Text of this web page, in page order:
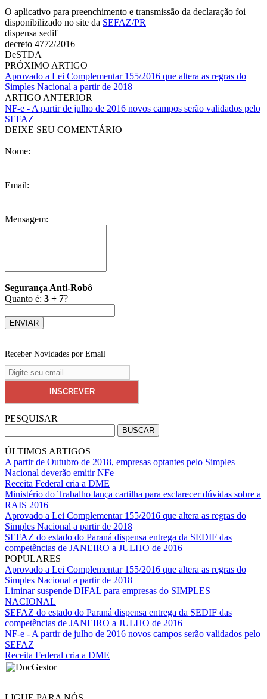
O aplicativo para preenchimento e transmissão da declaração foi
disponibilizado no site da SEFAZ/PR
dispensa sedif
decreto 4772/2016
DeSTDA
PRÓXIMO ARTIGO
Aprovado a Lei Complementar 155/2016 que altera as regras do
Simples Nacional a partir de 2018
ARTIGO ANTERIOR
NF-e - A partir de julho de 2016 novos campos serão validados pelo
SEFAZ
DEIXE SEU COMENTÁRIO
Nome:
Email:
Mensagem:
Segurança Anti-Robô
Quanto é: 3 + 7?
Receber Novidades por Email
PESQUISAR
ÚLTIMOS ARTIGOS
A partir de Outubro de 2018, empresas optantes pelo Simples
Nacional deverão emitir NFe
Receita Federal cria a DME
Ministério do Trabalho lança cartilha para esclarecer dúvidas sobre a
RAIS 2016
Aprovado a Lei Complementar 155/2016 que altera as regras do
Simples Nacional a partir de 2018
SEFAZ do estado do Paraná dispensa entrega da SEDIF das
competências de JANEIRO a JULHO de 2016
POPULARES
Aprovado a Lei Complementar 155/2016 que altera as regras do
Simples Nacional a partir de 2018
Liminar suspende DIFAL para empresas do SIMPLES
NACIONAL
SEFAZ do estado do Paraná dispensa entrega da SEDIF das
competências de JANEIRO a JULHO de 2016
NF-e - A partir de julho de 2016 novos campos serão validados pelo
SEFAZ
Receita Federal cria a DME